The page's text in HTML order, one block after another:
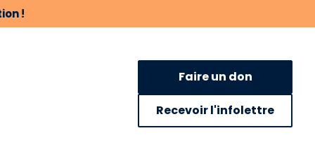
!
Faire un don
Recevoir l'infolettre